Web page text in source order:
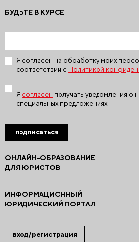
вход/регистрация
ОНЛАЙН-ОБРАЗОВАНИЕ
ДЛЯ ЮРИСТОВ
ИНФОРМАЦИОННЫЙ
ЮРИДИЧЕСКИЙ ПОРТАЛ
БУДЬТЕ В КУРСЕ
Я согласен на обработку моих
соответствии с Политикой
Я согласен получать уведомления о
специальных предложениях
подписаться